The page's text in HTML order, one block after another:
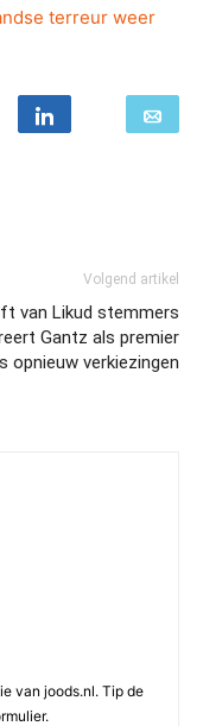
terreur weer
Volgend artikel
van Likud stemmers
Gantz als premier
opnieuw verkiezingen
van joods.nl. Tip de